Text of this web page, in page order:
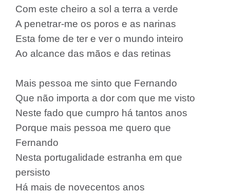
Com este cheiro a sol a terra a verde
A penetrar-me os poros e as narinas
Esta fome de ter e ver o mundo inteiro
Ao alcance das mãos e das retinas
Mais pessoa me sinto que Fernando
Que não importa a dor com que me visto
Neste fado que cumpro há tantos anos
Porque mais pessoa me quero que
Fernando
Nesta portugalidade estranha em que
persisto
Há mais de novecentos anos